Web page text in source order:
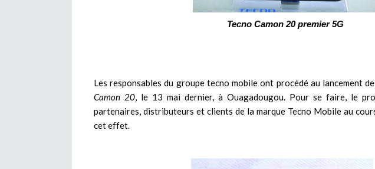
Tecno Camon 20 premier 5G
Les responsables du groupe tecno mobile ont procédé au lancement
Camon 20, le 13 mai dernier, à Ouagadougou. Pour se faire, le
partenaires, distributeurs et clients de la marque Tecno Mobile au
cet effet.